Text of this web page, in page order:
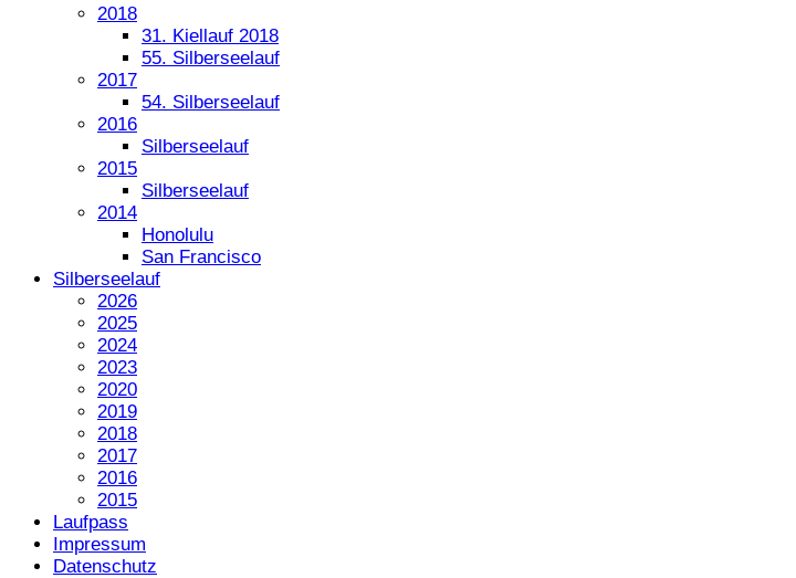
2018
31. Kiellauf 2018
55. Silberseelauf
2017
54. Silberseelauf
2016
Silberseelauf
2015
Silberseelauf
2014
Honolulu
San Francisco
Silberseelauf
2026
2025
2024
2023
2020
2019
2018
2017
2016
2015
Laufpass
Impressum
Datenschutz